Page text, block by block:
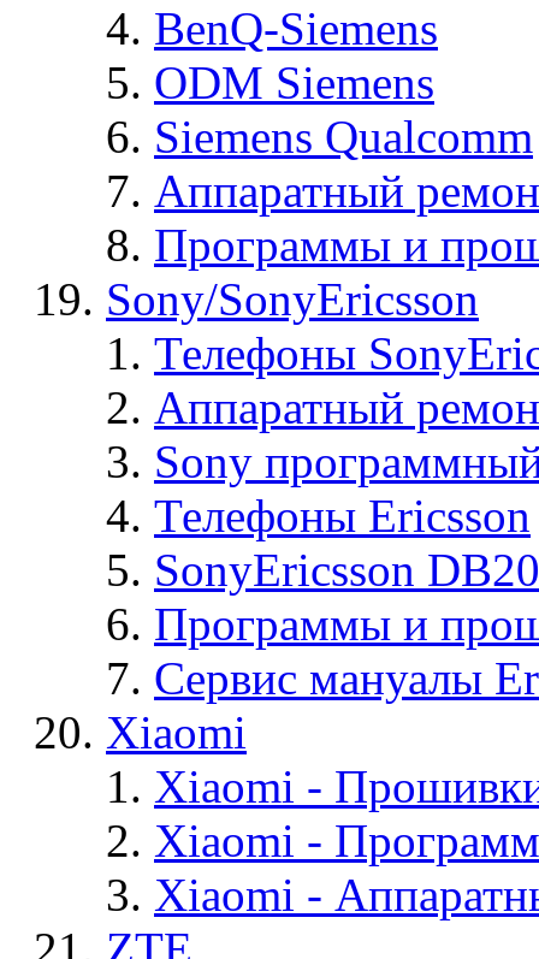
BenQ-Siemens
ODM Siemens
Siemens Qualcomm
Аппаратный
Программы и
Sony/SonyEricsson
Телефоны
Аппаратный
Sony
Телефоны Ericsson
SonyEricsson
Программы и
Сервис мануалы
Xiaomi
Xiaomi -
Xiaomi -
Xiaomi -
ZTE